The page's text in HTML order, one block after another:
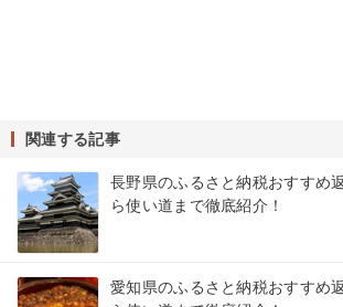
関連する記事
長野県のふるさと納税おすすめ
ら使い道まで徹底紹介！
愛知県のふるさと納税おすすめ